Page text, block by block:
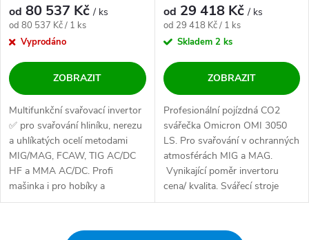
od 80 537 Kč/ ks
Měrná cena:
od 80 537 Kč / 1 ks
Vyprodáno
ZOBRAZIT
Multifunkční svařovací invertor
✅ pro svařování hliníku, nerezu
a uhlíkatých ocelí metodami
MIG/MAG, FCAW, TIG AC/DC
HF a MMA AC/DC. Profi
mašinka i pro hobíky a
nadšence....
od 29 418 Kč/ ks
Měrná cena:
od 29 418 Kč / 1 ks
Skladem 2 ks
ZOBRAZIT
Profesionální pojízdná CO2
svářečka Omicron OMI 3050
LS. Pro svařování v ochranných
atmosférách MIG a MAG.
Vynikající poměr invertoru
cena/ kvalita. Svářecí stroje
Omicron...